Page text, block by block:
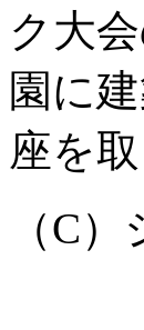
ク大
園に
座を
（C